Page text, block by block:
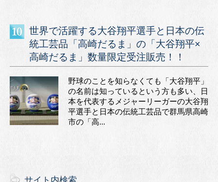
世界で活躍する大谷翔平選手と日本の伝
統工芸品「高崎だるま」の「大谷翔平×
高崎だるま」数量限定受注販売！！
野球のことを知らなくても「大谷翔平」
の名前は知っているという方も多い、日
本を代表するメジャーリーガーの大谷翔
平選手と日本の伝統工芸品で群馬県高崎
市の「高...